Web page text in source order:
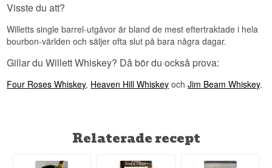
Visste du att?
Willetts single barrel-utgåvor är bland de mest eftertraktade i hela
bourbon-världen och säljer ofta slut på bara några dagar.
Gillar du Willett Whiskey? Då bör du också prova:
Four Roses Whiskey, Heaven Hill Whiskey ochJim Beam Whiskey.
Relaterade recept